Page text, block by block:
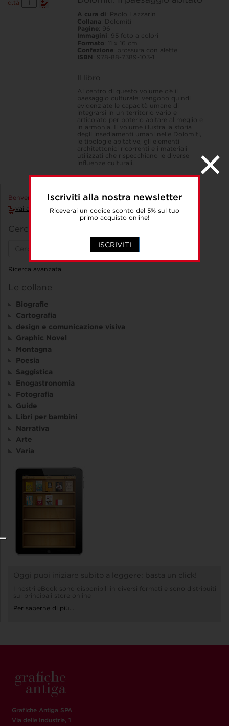
Iscriviti alla nostra newsletter
Riceverai un codice sconto del 5% sul tuo
primo acquisto online!
ISCRIVITI
A cura di: Paolo Lazzarin
Collana: Dolomiti
Pagine: 96
Immagini: 95 foto a colori
Formato: 11 x 16 cm
Confezione: brossura con alette
ISBN : 978-88-7389-103-1
Il libro
Al centro di questo volume c’è il
paesaggio culturale: vengono quindi
evidenziate le capacità umane di
integrarsi in un territorio vario e
articolato per poterlo abitare al meglio e
in armonia. Il volume illustra la storia
degli insediamenti umani nelle Dolomiti,
le tipologie abitative, gli elementi
architettonici ricorrenti e i materiali
utilizzati che rispecchiano le diverse
influenze culturali.
q.tà
Il
Benvenuto Accedi!
vai al carrello
Cerca un libro
Ricerca avanzata
Le collane
Biografie
Cartografia
design e comunicazione visiva
Graphic Novel
Montagna
Poesia
Saggistica
Enogastronomia
Fotografia
Guide
Libri per bambini
Narrativa
Arte
Varia
Oggi puoi iniziare subito a leggere: basta un click!
I nostri eBook sono disponibili in diversi formati e sono distribuiti
sui principali store online
Per saperne di più...
Grafiche Antiga SPA
Via delle Industrie, 1